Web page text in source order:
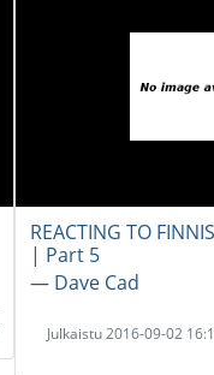
REACTING TO
| Part 5
― Dave Cad
Julkaistu 2016-09-02